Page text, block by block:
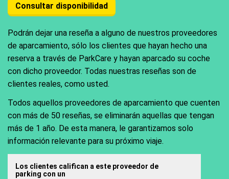
Consultar disponibilidad
Podrán dejar una reseña a alguno de nuestros proveedores
de aparcamiento, sólo los clientes que hayan hecho una
reserva a través de ParkCare y hayan aparcado su coche
con dicho proveedor. Todas nuestras reseñas son de
clientes reales, como usted.
Todos aquellos proveedores de aparcamiento que cuenten
con más de 50 reseñas, se eliminarán aquellas que tengan
más de 1 año. De esta manera, le garantizamos solo
información relevante para su próximo viaje.
Los clientes califican a este proveedor de
parking con un